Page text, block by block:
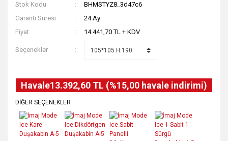
Stok Kodu
BHMSTYZ8_3d47c6
Garanti Süresi
24 Ay
Fiyat
14.441,70 TL + KDV
Seçenekler
Havale13.392,60 TL (%15,00 havale indirimi)
DİĞER SEÇENEKLER